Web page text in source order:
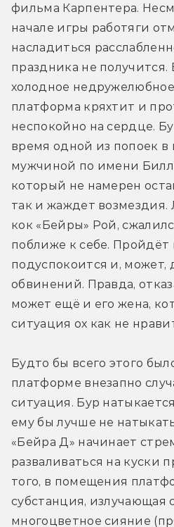
фильма Карпентера.
начале игры работяги
насладиться
праздника не получится.
холодное
платформа кряхтит и
неспокойно на сердце.
время одной из попоек в
мужчиной по имени
который не намерен
так и жаждет возмездия.
кок «Бейры» Рой,
поближе к себе. Пройдёт
подуспокоится и, может,
обвинений. Правда,
может ещё и его жена,
ситуация ох как не
Будто бы всего этого
платформе внезапно
ситуация. Бур
ему бы лучше не
«Бейра Д» начинает
разваливаться на куски
того, в помещения
субстанция, излучающая
многоцветное сияние